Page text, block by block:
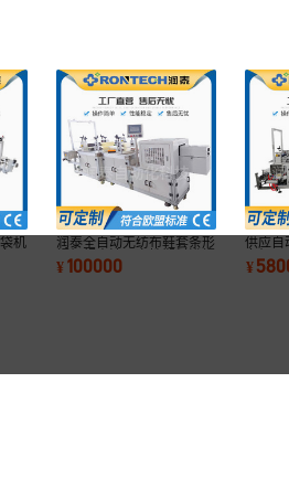
机
价
润泰全自动无纺布鞋套条形
帽机超声波一次性塑料浴帽
生产设备
¥100000
供应自
套机
保鲜袋
¥